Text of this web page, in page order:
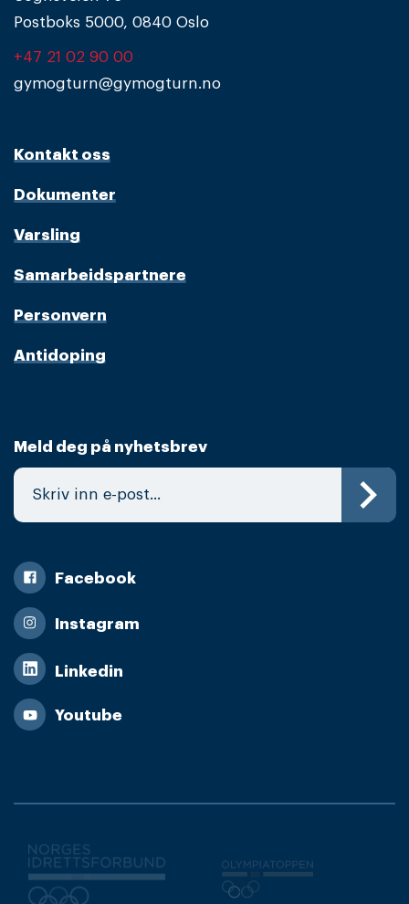
Postboks 5000, 0840 Oslo
+47 21 02 90 00
gymogturn@gymogturn.no
Kontakt oss
Dokumenter
Varsling
Samarbeidspartnere
Personvern
Antidoping
Meld deg på nyhetsbrev
Facebook
Instagram
Linkedin
Youtube